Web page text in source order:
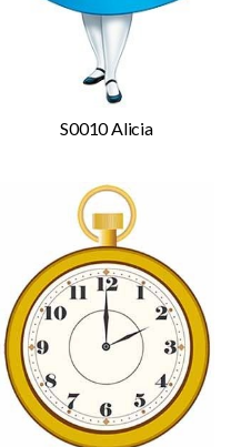
S0010 Alicia